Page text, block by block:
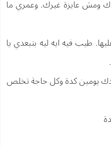
ومش عايزة غيرك. وعمري ما
طيب فيه ايه ليه بتبعدي يا
يومين كدة وكل حاجة تخلص